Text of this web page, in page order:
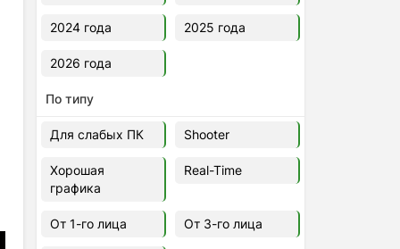
2024 года 2025 года
2026 года
По типу
Для слабых ПК Shooter
Хорошая
графика
Real-Time
От 1-го лица От 3-го лица